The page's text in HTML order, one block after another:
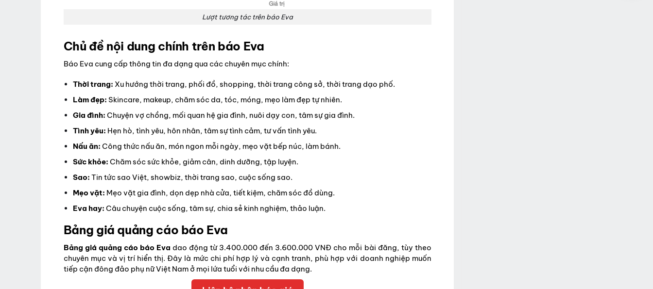
Lượt tương tác trên báo Eva
Chủ đề nội dung chính trên báo Eva
Báo Eva cung cấp thông tin đa dạng qua các chuyên mục chính:
Thời trang: Xu hướng thời trang, phối đồ, shopping, thời trang công sở, thời trang dạo phố.
Làm đẹp: Skincare, makeup, chăm sóc da, tóc, móng, mẹo làm đẹp tự nhiên.
Gia đình: Chuyện vợ chồng, mối quan hệ gia đình, nuôi dạy con, tâm sự gia đình.
Tình yêu: Hẹn hò, tình yêu, hôn nhân, tâm sự tình cảm, tư vấn tình yêu.
Nấu ăn: Công thức nấu ăn, món ngon mỗi ngày, mẹo vặt bếp núc, làm bánh.
Sức khỏe: Chăm sóc sức khỏe, giảm cân, dinh dưỡng, tập luyện.
Sao: Tin tức sao Việt, showbiz, thời trang sao, cuộc sống sao.
Mẹo vặt: Mẹo vặt gia đình, dọn dẹp nhà cửa, tiết kiệm, chăm sóc đồ dùng.
Eva hay: Câu chuyện cuộc sống, tâm sự, chia sẻ kinh nghiệm, thảo luận.
Bảng giá quảng cáo báo Eva
Bảng giá quảng cáo báo Eva dao động từ 3.400.000 đến 3.600.000 VNĐ cho mỗi bài đăng, tùy theo
chuyên mục và vị trí hiển thị. Đây là mức chi phí hợp lý và cạnh tranh, phù hợp với doanh nghiệp muốn
tiếp cận đông đảo phụ nữ Việt Nam ở mọi lứa tuổi với nhu cầu đa dạng.